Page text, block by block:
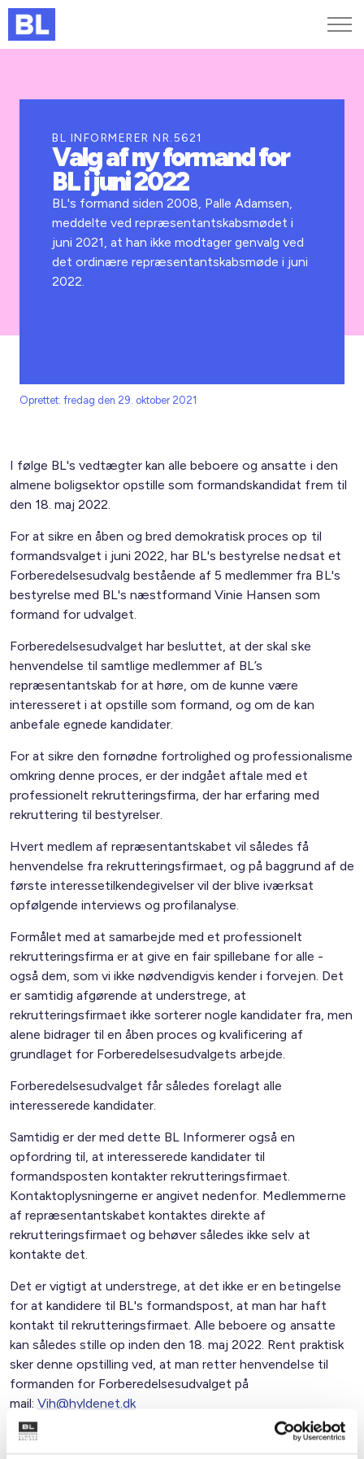
Kurser og arrangementer
Jobportalen
BL INFORMERER NR.5621
Valg af ny formand for
BL i juni 2022
BL's formand siden 2008, Palle Adamsen,
meddelte ved repræsentantskabsmødet i
juni 2021, at han ikke modtager genvalg ved
det ordinære repræsentantskabsmøde i juni
2022.
Oprettet: fredag den 29. oktober 2021
I følge BL's vedtægter kan alle beboere og ansatte i den
almene boligsektor opstille som formandskandidat frem til
den 18. maj 2022.
For at sikre en åben og bred demokratisk proces op til
formandsvalget i juni 2022, har BL's bestyrelse nedsat et
Forberedelsesudvalg bestående af 5 medlemmer fra BL's
bestyrelse med BL's næstformand Vinie Hansen som
formand for udvalget.
Forberedelsesudvalget har besluttet, at der skal ske
henvendelse til samtlige medlemmer af BL’s
repræsentantskab for at høre, om de kunne være
interesseret i at opstille som formand, og om de kan
anbefale egnede kandidater.
For at sikre den fornødne fortrolighed og professionalisme
omkring denne proces, er der indgået aftale med et
professionelt rekrutteringsfirma, der har erfaring med
rekruttering til bestyrelser.
Hvert medlem af repræsentantskabet vil således få
henvendelse fra rekrutteringsfirmaet, og på baggrund af de
første interessetilkendegivelser vil der blive iværksat
opfølgende interviews og profilanalyse.
Formålet med at samarbejde med et professionelt
rekrutteringsfirma er at give en fair spillebane for alle -
også dem, som vi ikke nødvendigvis kender i forvejen. Det
er samtidig afgørende at understrege, at
rekrutteringsfirmaet ikke sorterer nogle kandidater fra, men
alene bidrager til en åben proces og kvalificering af
grundlaget for Forberedelsesudvalgets arbejde.
Forberedelsesudvalget får således forelagt alle
interesserede kandidater.
Samtidig er der med dette BL Informerer også en
opfordring til, at interesserede kandidater til
formandsposten kontakter rekrutteringsfirmaet.
Kontaktoplysningerne er angivet nedenfor. Medlemmerne
af repræsentantskabet kontaktes direkte af
rekrutteringsfirmaet og behøver således ikke selv at
kontakte det.
Det er vigtigt at understrege, at det ikke er en betingelse
for at kandidere til BL's formandspost, at man har haft
kontakt til rekrutteringsfirmaet. Alle beboere og ansatte
kan således stille op inden den 18. maj 2022. Rent praktisk
sker denne opstilling ved, at man retter henvendelse til
formanden for Forberedelsesudvalget på
mail:Vih@hyldenet.dk
Der afholdes møder i kredsene med kandidaterne til
formandsposten, således at disse kan præsentere deres